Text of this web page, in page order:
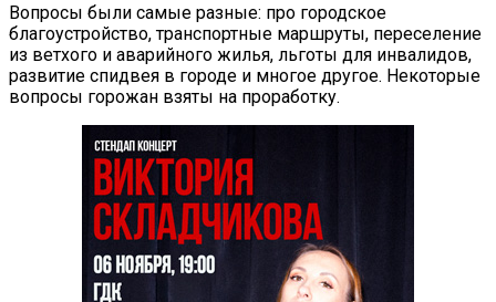
Вопросы были самые разные: про городское
благоустройство, транспортные маршруты, переселение
из ветхого и аварийного жилья, льготы для инвалидов,
развитие спидвея в городе и многое другое. Некоторые
вопросы горожан взяты на проработку.